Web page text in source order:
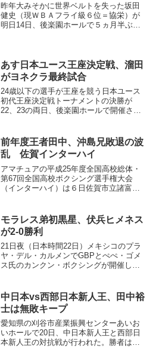
昨年大みそかに世界ベルトを失った坂田
健史（現ＷＢＡフライ級６位＝協栄）が
明日14日、後楽園ホールで５ヵ月半ぶり
語った。相手の韓...
あす日本ユース王座決定戦、溜田
がヨネクラ最終試合
24歳以下の選手が王座を競う日本ユース
初代王座決定戦トーナメントの決勝が
22、23の両日、後楽園ホールで開催され
ェザー級で王座を争うのは溜田剛士（ヨ
ネクラ）と小坂...
前年度王者田中、沖島兄敗退の波
乱 佐賀インターハイ
アマチュアの平成25年度全国高校総体・
第67回全国高校ボクシング選手権大会
（インターハイ）は６日佐賀市立諸富文
した。 今回からシード制がとられ、有
力選手が順当に勝ち...
モラレス弟初黒星、伏兵ヒメネス
が2-0勝利
21日夜（日本時間22日）メキシコのプラ
ヤ・デル・カルメンでGBPとぺぺ・ゴメ
ス氏のカンクン・ボクシングが開催した
が登場。しかし10回戦でバンタム級ラン
カーながら格...
中日本vs西部日本新人王、田中裕
士は無敗キープ
愛知県の刈谷市産業振興センターあいお
いホールで20日、中日本新人王と西部日
本新人王の対抗戦が行われた。勝者は全